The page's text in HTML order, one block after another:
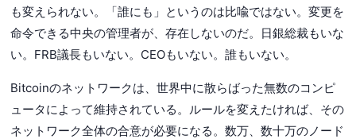
も変えられない。「誰にも」というのは比喩ではない。変更を
命令できる中央の管理者が、存在しないのだ。日銀総裁もいな
い。FRB議長もいない。CEOもいない。誰もいない。
Bitcoinのネットワークは、世界中に散らばった無数のコンピ
ュータによって維持されている。ルールを変えたければ、その
ネットワーク全体の合意が必要になる。数万、数十万のノード